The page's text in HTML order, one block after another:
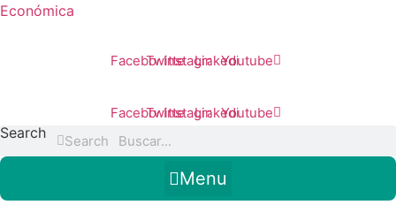
Económica
Facebook
Twitter
Instagram
LinkedinYoutube
Facebook
Twitter
Instagram
LinkedinYoutube
Search Search
Menu